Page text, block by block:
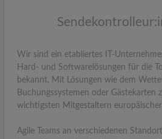
Wir sind ein etabliertes IT-
Hard- und Softwarelösungen für die
bekannt. Mit Lösungen wie dem
Buchungssystemen oder Gästekarten
wichtigsten Mitgestaltern
Agile Teams an verschiedenen